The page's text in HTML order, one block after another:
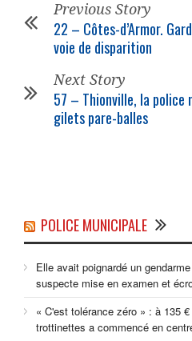
Previous Story
22 – Côtes-d’Armor.
voie de disparition
Next Story
57 – Thionville, la police
gilets pare-balles
POLICE MUNICIPALE
Elle avait poignardé un
suspecte mise en examen et
« C'est tolérance zéro » : à 135
trottinettes a commencé en